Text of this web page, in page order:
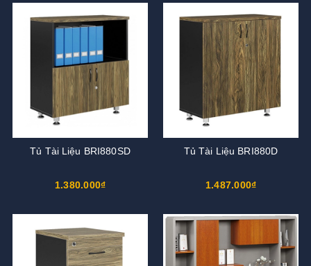
Tủ Tài Liệu BRI880SD
1.380.000₫
Tủ Tài Liệu BRI880D
1.487.000₫